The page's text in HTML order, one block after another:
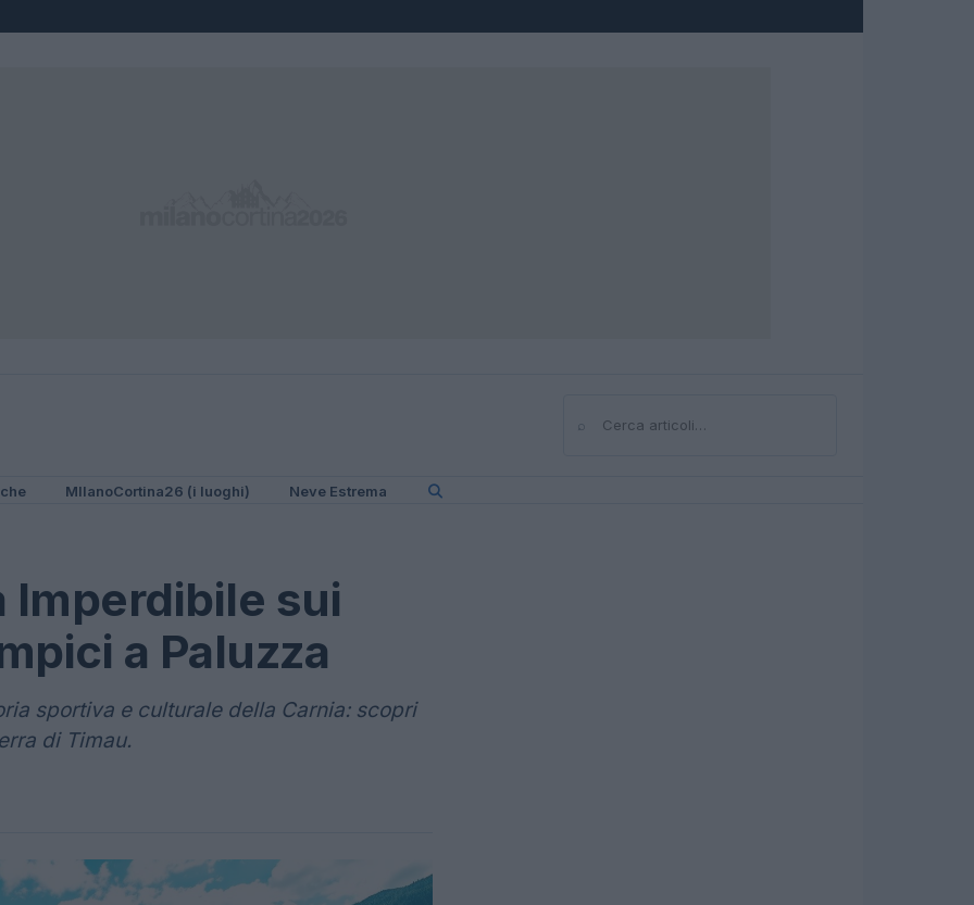
⌕Cerca
MIlanoCortina26 (i luoghi) Neve Estrema
Imperdibile sui
a Paluzza
sportiva e culturale della Carnia: scopri
di Timau.